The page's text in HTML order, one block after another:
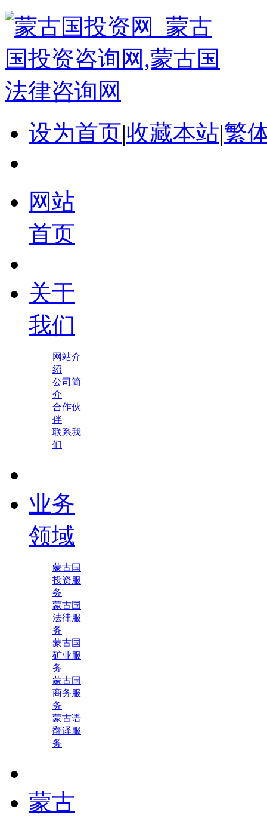
设为首页|收藏本站|繁
网站
首页
关于
我们
网站介
绍
公司简
介
合作伙
伴
联系我
们
业务
领域
蒙古国
投资服
务
蒙古国
法律服
务
蒙古国
矿业服
务
蒙古国
商务服
务
蒙古语
翻译服
务
蒙古